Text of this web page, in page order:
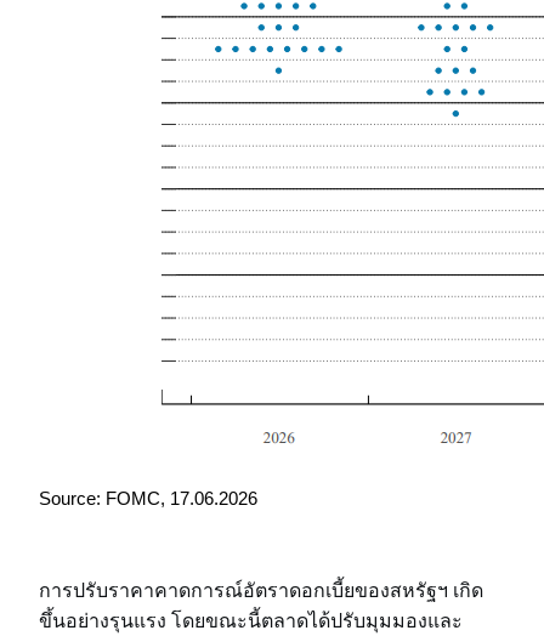
Source: FOMC, 17.06.2026
การปรับราคาคาดการณ์อัตราดอกเบี้ยของสหรัฐฯ เกิด
ขึ้นอย่างรุนแรง โดยขณะนี้ตลาดได้ปรับมุมมองและ